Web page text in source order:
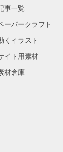
事一覧
ーパークラフト
くイラスト
イト用素材
材倉庫